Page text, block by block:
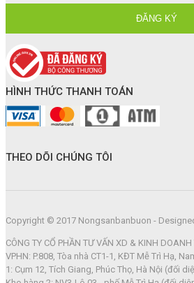
HÌNH THỨC THANH TOÁN
THEO DÕI CHÚNG TÔI
Copyright © 2017 Nongsanbanbuon -
CÔNG TY CỔ PHẦN TƯ VẤN XD & KINH
VPHN: P.808, Tòa nhà CT1-1, KĐT Mễ Trì Hạ,
1: Cụm 12, Tích Giang, Phúc Thọ, Hà Nội (đối